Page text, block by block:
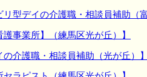
型デイの介護職・相談員補助（富
事業所】（練馬区光が丘）】
介護職・相談員補助（光が丘）】